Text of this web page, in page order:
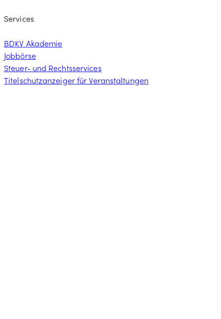
Services
BDKV Akademie
Jobbörse
Steuer- und Rechtsservices
Titelschutzanzeiger für Veranstaltungen